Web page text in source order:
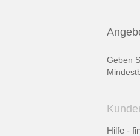
Geben
Hilfe -